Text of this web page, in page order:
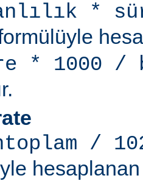
*
* 1000 /
/
hesaplanan